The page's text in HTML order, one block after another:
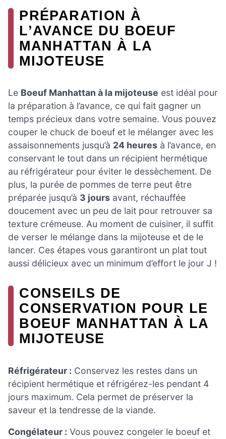
PRÉPARATION À
L’AVANCE DU BOEUF
MANHATTAN À LA
MIJOTEUSE
Le Boeuf Manhattan à la mijoteuse est idéal pour
la préparation à l’avance, ce qui fait gagner un
temps précieux dans votre semaine. Vous pouvez
couper le chuck de boeuf et le mélanger avec les
assaisonnements jusqu’à 24 heures à l’avance, en
conservant le tout dans un récipient hermétique
au réfrigérateur pour éviter le dessèchement. De
plus, la purée de pommes de terre peut être
préparée jusqu’à 3 jours avant, réchauffée
doucement avec un peu de lait pour retrouver sa
texture crémeuse. Au moment de cuisiner, il suffit
de verser le mélange dans la mijoteuse et de le
lancer. Ces étapes vous garantiront un plat tout
aussi délicieux avec un minimum d’effort le jour J !
CONSEILS DE
CONSERVATION POUR LE
BOEUF MANHATTAN À LA
MIJOTEUSE
Réfrigérateur : Conservez les restes dans un
récipient hermétique et réfrigérez-les pendant 4
jours maximum. Cela permet de préserver la
saveur et la tendresse de la viande.
Congélateur : Vous pouvez congeler le boeuf et